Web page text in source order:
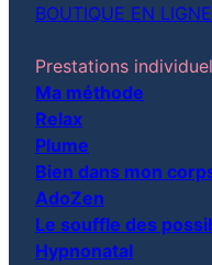
BOUTIQUE EN LIGNE
Prestations
Ma méthode
Relax
Plume
Bien dans mon
AdoZen
Le souffle des
Hypnonatal